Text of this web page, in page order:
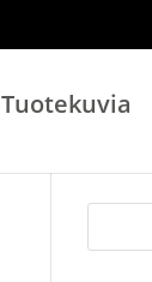
Tuotekuvia